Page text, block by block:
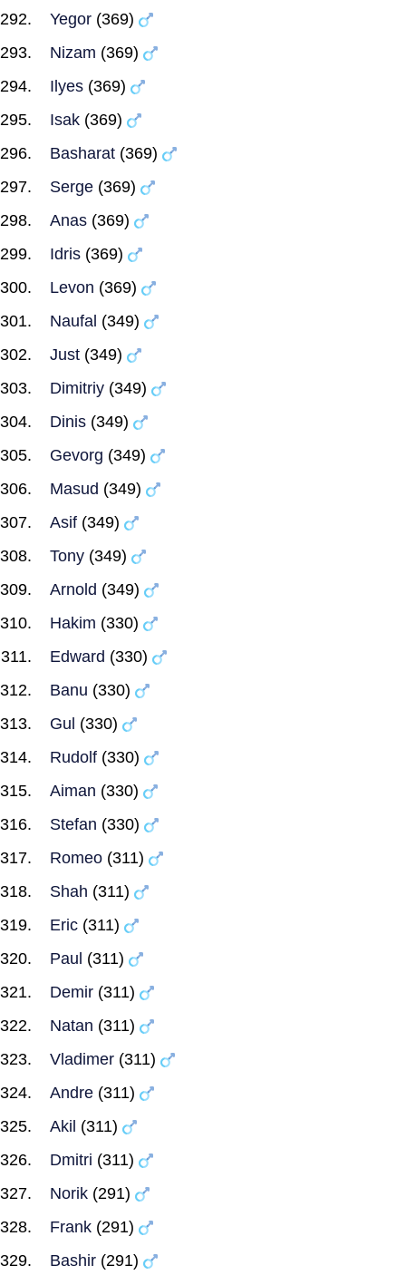
Yegor (369)
Nizam (369)
Ilyes (369)
Isak (369)
Basharat (369)
Serge (369)
Anas (369)
Idris (369)
Levon (369)
Naufal (349)
Just (349)
Dimitriy (349)
Dinis (349)
Gevorg (349)
Masud (349)
Asif (349)
Tony (349)
Arnold (349)
Hakim (330)
Edward (330)
Banu (330)
Gul (330)
Rudolf (330)
Aiman (330)
Stefan (330)
Romeo (311)
Shah (311)
Eric (311)
Paul (311)
Demir (311)
Natan (311)
Vladimer (311)
Andre (311)
Akil (311)
Dmitri (311)
Norik (291)
Frank (291)
Bashir (291)